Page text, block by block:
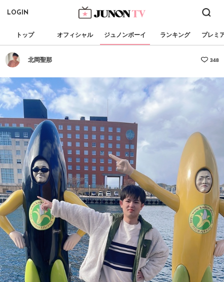
LOGIN
トップ オフィシャル ジュノンボーイ ランキング プレミ
北岡聖那 348